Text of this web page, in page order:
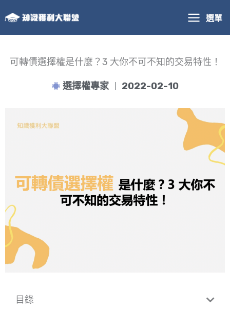
至
主
選單
可轉債選擇權是什麼？3 大你不可不知的交易特性！
選擇權專家 2022-02-10
目錄